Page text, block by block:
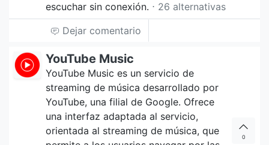
escuchar sin conexión. ⋅ 26 alternativas
Dejar comentario
YouTube Music
YouTube Music es un servicio de
streaming de música desarrollado por
YouTube, una filial de Google. Ofrece
una interfaz adaptada al servicio,
orientada al streaming de música, que
0